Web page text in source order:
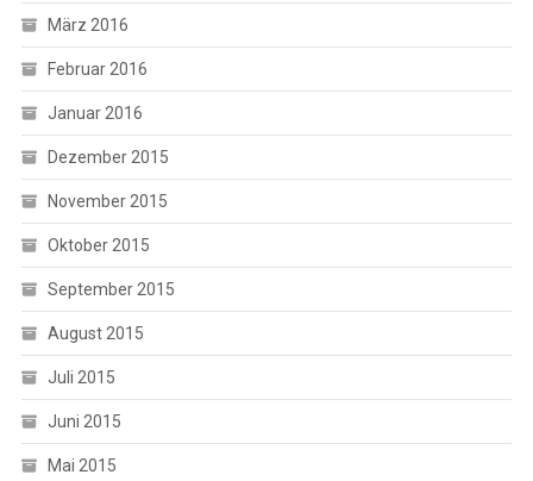
März 2016
Februar 2016
Januar 2016
Dezember 2015
November 2015
Oktober 2015
September 2015
August 2015
Juli 2015
Juni 2015
Mai 2015